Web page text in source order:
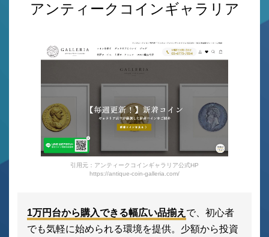
アンティークコインギャラリア
引用元：アンティークコインギャラリア公式HP
https://antique-coin-galleria.com/
1万円台から購入できる幅広い品揃え で、初心者
でも気軽に始められる環境を提供。少額から投資